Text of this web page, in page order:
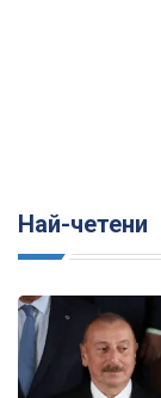
Най-четени